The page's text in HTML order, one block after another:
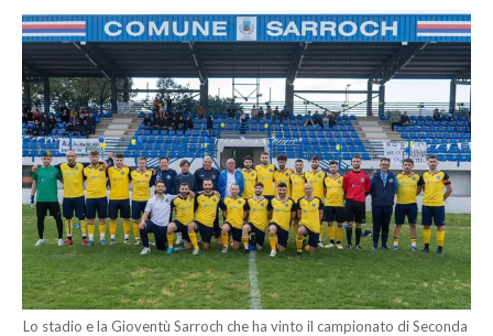
CRONACA
ITALIA
MONDO
POLITICA
ECONOMIA
SERVIZI ALLE IMPRESE
LAVORO
BANDI
Lo stadio e la Gioventù Sarroch che ha vinto il campionato di Seconda